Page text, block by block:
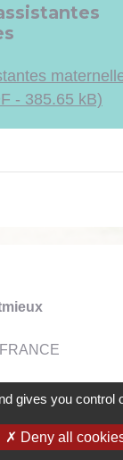
- 385.65 kB)
gives you control
Deny all